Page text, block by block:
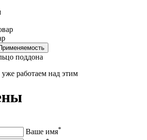
поддона
работаем над этим
Ваше имя*